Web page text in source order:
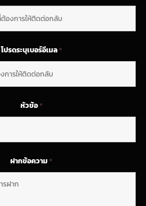
โปรดระบุเบอร์อีเมล*
หัวข้อ*
ฝากข้อความ*